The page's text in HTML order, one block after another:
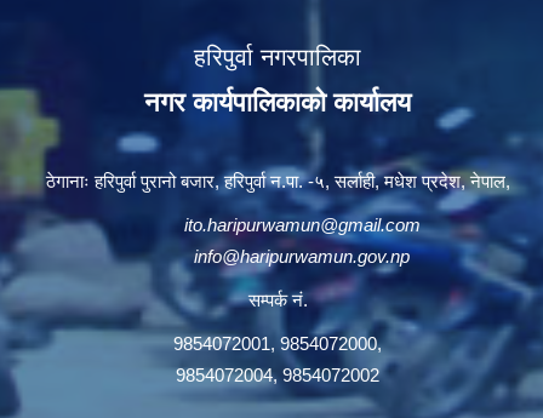
हरिपुर्वा नगरपालिका
नगर कार्यपालिकाको कार्यालय
ठेगानाः हरिपुर्वा पुरानो बजार, हरिपुर्वा न.पा. -५, सर्लाही, मधेश प्रदेश, नेपाल,
ito.haripurwamun@gmail.com
info@haripurwamun.gov.np
सम्पर्क नं.
9854072001, 9854072000,
9854072004, 9854072002